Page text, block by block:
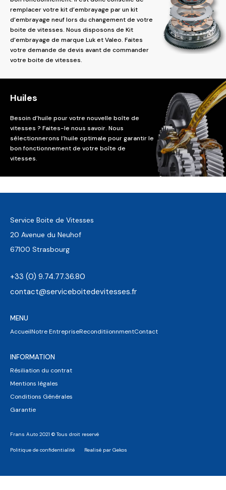
remplacer votre kit d’embrayage par un kit
d’embrayage neuf lors du changement de votre
boite de vitesses. Nous disposons de Kit
d’embrayage de marque Luk et Valeo. Faites
votre demande de devis avant de commander
votre boite de vitesses.
Huiles
Besoin d’huile pour votre nouvelle boîte de
vitesses ? Faites-le nous savoir. Nous
sélectionnerons l’huile optimale pour garantir le
bon fonctionnement de votre boîte de
vitesses.
Service Boite de Vitesses
20 Avenue du Neuhof
67100 Strasbourg
+33 (0) 9.74.77.36.80
contact@serviceboitedevitesses.fr
MENU
AccueilNotre EntrepriseReconditiionnmentContact
INFORMATION
Résiliation du contrat
Mentions légales
Conditions Générales
Garantie
Frans Auto 2021 © Tous droit reservé
Politique de confidentialité Realisé par Gekos